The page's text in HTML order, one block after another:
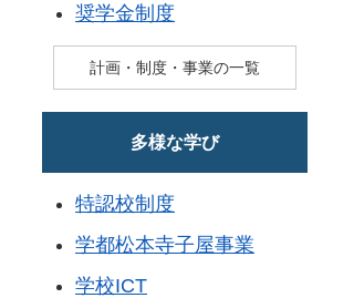
奨学金制度
計画・制度・事業の一覧
多様な学び
特認校制度
学都松本寺子屋事業
学校ICT